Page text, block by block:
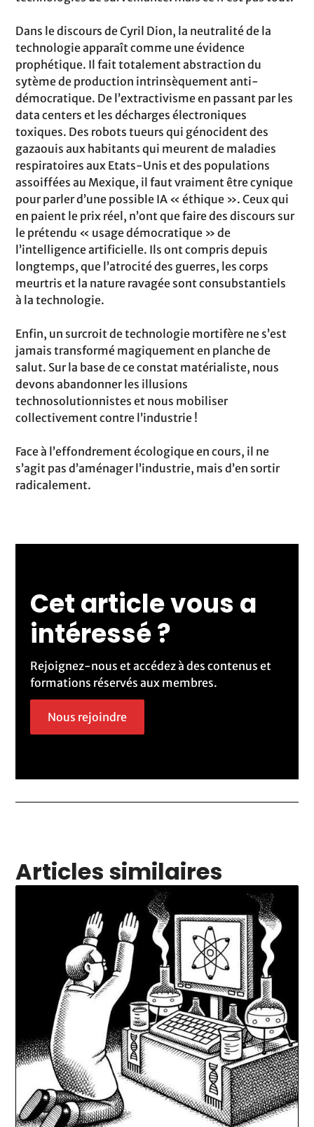
Dans le discours de Cyril Dion, la neutralité de la
technologie apparaît comme une évidence
prophétique. Il fait totalement abstraction du
sytème de production intrinsèquement anti-
démocratique. De l’extractivisme en passant par les
data centers et les décharges électroniques
toxiques. Des robots tueurs qui génocident des
gazaouis aux habitants qui meurent de maladies
respiratoires aux Etats-Unis et des populations
assoiffées au Mexique, il faut vraiment être cynique
pour parler d’une possible IA « éthique ». Ceux qui
en paient le prix réel, n’ont que faire des discours sur
le prétendu « usage démocratique » de
l’intelligence artificielle. Ils ont compris depuis
longtemps, que l’atrocité des guerres, les corps
meurtris et la nature ravagée sont consubstantiels
à la technologie.
Enfin, un surcroit de technologie mortifère ne s’est
jamais transformé magiquement en planche de
salut. Sur la base de ce constat matérialiste, nous
devons abandonner les illusions
technosolutionnistes et nous mobiliser
collectivement contre l’industrie !
Face à l’effondrement écologique en cours, il ne
s’agit pas d’aménager l’industrie, mais d’en sortir
radicalement.
Cet article vous a
intéressé ?
Rejoignez-nous et accédez à des contenus et
formations réservés aux membres.
Nous rejoindre
Articles similaires